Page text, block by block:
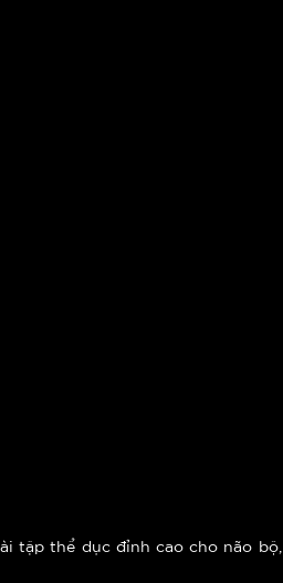
tập thể dục đỉnh cao cho não bộ,